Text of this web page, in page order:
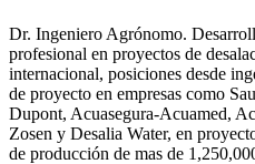
Dr. Ingeniero Agrónomo.
profesional en proyectos de
internacional, posiciones desde
de proyecto en empresas como
Dupont, Acuasegura-Acuamed,
Zosen y Desalia Water, en
de producción de mas de